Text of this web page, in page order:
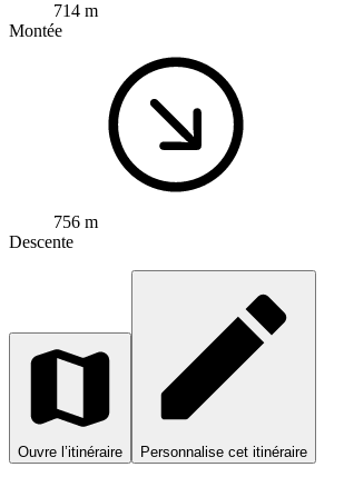
714 m
Montée
756 m
Descente
Ouvre l’itinéraire Personnalise cet itinéraire